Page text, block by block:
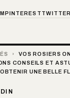
PINTEREST TWITTER
›
VOS ROSIERS
CONSEILS ET
UNE BELLE